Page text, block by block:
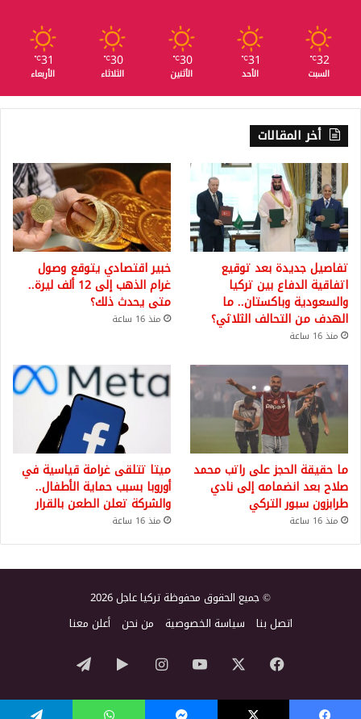
32
℃
السبت
31
℃
الأحد
30
℃
الأثنين
30
℃
الثلاثاء
31
℃
الأربعاء
أخر المقالات
تفاصيل جديدة بعد توقيع
اتفاقية الدفاع بين تركيا
والسعودية وباكستان.. ما
الهدف من التحالف الثلاثي؟
منذ 16 ساعة
خبير اقتصادي يتوقع وصول
غرام الذهب إلى 12 ألف ليرة..
متى يحدث ذلك؟
منذ 16 ساعة
ما حقيقة الحجز على راتب محمد
صلاح بعد انضمامه إلى نادي
طرابزون سبور التركي
منذ 16 ساعة
ميتا تتلقى غرامة قياسية في
أوروبا بسبب حماية الأطفال..
والشركة تعلن الطعن بالقرار
منذ 16 ساعة
© جميع الحقوق محفوظة تركيا عاجل 2026
اتصل بنا سياسة الخصوصية من نحن أعلن معنا
فيسبوك ‫YouTubeانستقرام‏Google
Play
تيلقرام